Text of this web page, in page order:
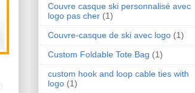
Couvre casque ski personnalisé avec
logo pas cher (1)
Couvre-casque de ski avec logo (1)
Custom Foldable Tote Bag (1)
custom hook and loop cable ties with
logo (1)